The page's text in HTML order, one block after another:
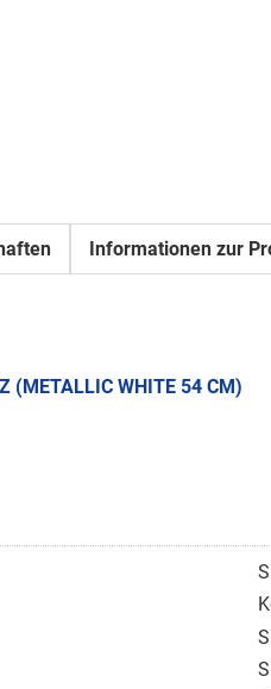
Informationen zur
(METALLIC WHITE 54 CM)